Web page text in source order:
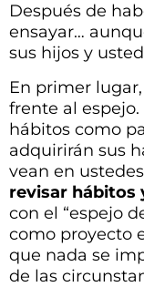
Después de
ensayar…
sus hijos y
En primer
frente al
hábitos como
adquirirán sus
vean en
revisar hábitos
con el “espejo
como proyecto
que nada se
de las